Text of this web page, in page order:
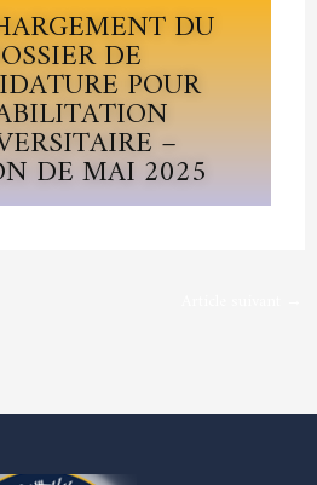
DU
DE
POUR
–
DE MAI 2025